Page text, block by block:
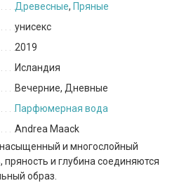
Древесные, Пряные
унисекс
2019
Исландия
Вечерние, Дневные
Парфюмерная вода
Andrea Maack
и многослойный
и глубина соединяются
образ.